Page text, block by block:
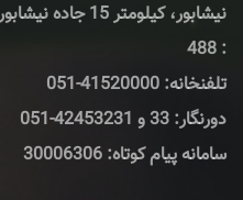
نیشابور،
: 488
تلفنخانه: 41520000-051
دورنگار: 33 و 42453231-051
سامانه پیام کوتاه: 30006306